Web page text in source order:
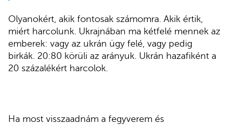
Olyanokért, akik fontosak számomra. Akik értik,
miért harcolunk. Ukrajnában ma kétfelé mennek az
emberek: vagy az ukrán ügy felé, vagy pedig
birkák. 20:80 körüli az arányuk. Ukrán hazafiként a
20 százalékért harcolok.
Ha most visszaadnám a fegyverem és